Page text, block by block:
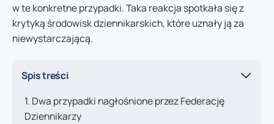
w te konkretne przypadki. Taka reakcja spotkała się z
krytyką środowisk dziennikarskich, które uznały ją za
niewystarczającą.
Spis treści
Dwa przypadki nagłośnione przez Federację
Dziennikarzy